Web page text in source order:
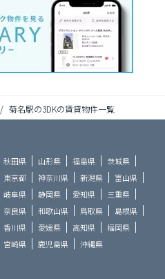
/ 菊名駅の3DKの賃貸物件一覧
秋田県 山形県 福島県
茨城県
東京都 神奈川県 新潟県
富山県
岐阜県 静岡県 愛知県
三重県
奈良県 和歌山県 鳥取県
島根県
香川県 愛媛県 高知県
福岡県
宮崎県 鹿児島県 沖縄県